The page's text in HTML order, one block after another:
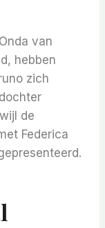
van
hebben
zich
de
Federica